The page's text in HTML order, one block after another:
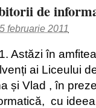
de
februarie 2011
Astăzi în
ai Liceului
și Vlad , în
cu